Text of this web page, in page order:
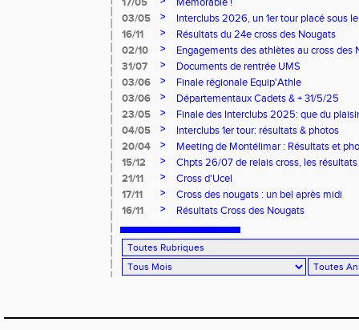
03/05
>
Interclubs 2026, un 1er tour placé sous
16/11
>
Résultats du 24e cross des Nougats
02/10
>
Engagements des athlètes au cross des
31/07
>
Documents de rentrée UMS
03/06
>
Finale régionale Equip'Athle
03/06
>
Départementaux Cadets & + 31/5/25
23/05
>
Finale des Interclubs 2025: que du plaisir
04/05
>
Interclubs 1er tour: résultats & photos
20/04
>
Meeting de Montélimar : Résultats et
15/12
>
Chpts 26/07 de relais cross, les résultats
21/11
>
Cross d'Ucel
17/11
>
Cross des nougats : un bel après midi
16/11
> Résultats Cross des Nougats